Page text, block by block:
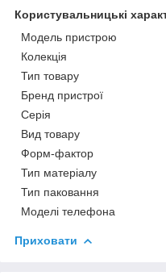
Користувальницькі
Модель пристрою
Колекція
Тип товару
Бренд пристрої
Серія
Вид товару
Форм-фактор
Тип матеріалу
Тип паковання
Моделі телефона
Приховати